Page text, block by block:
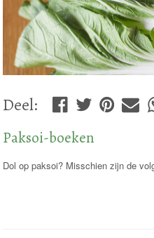
Deel:
Paksoi-boeken
Dol op paksoi? Misschien zijn de